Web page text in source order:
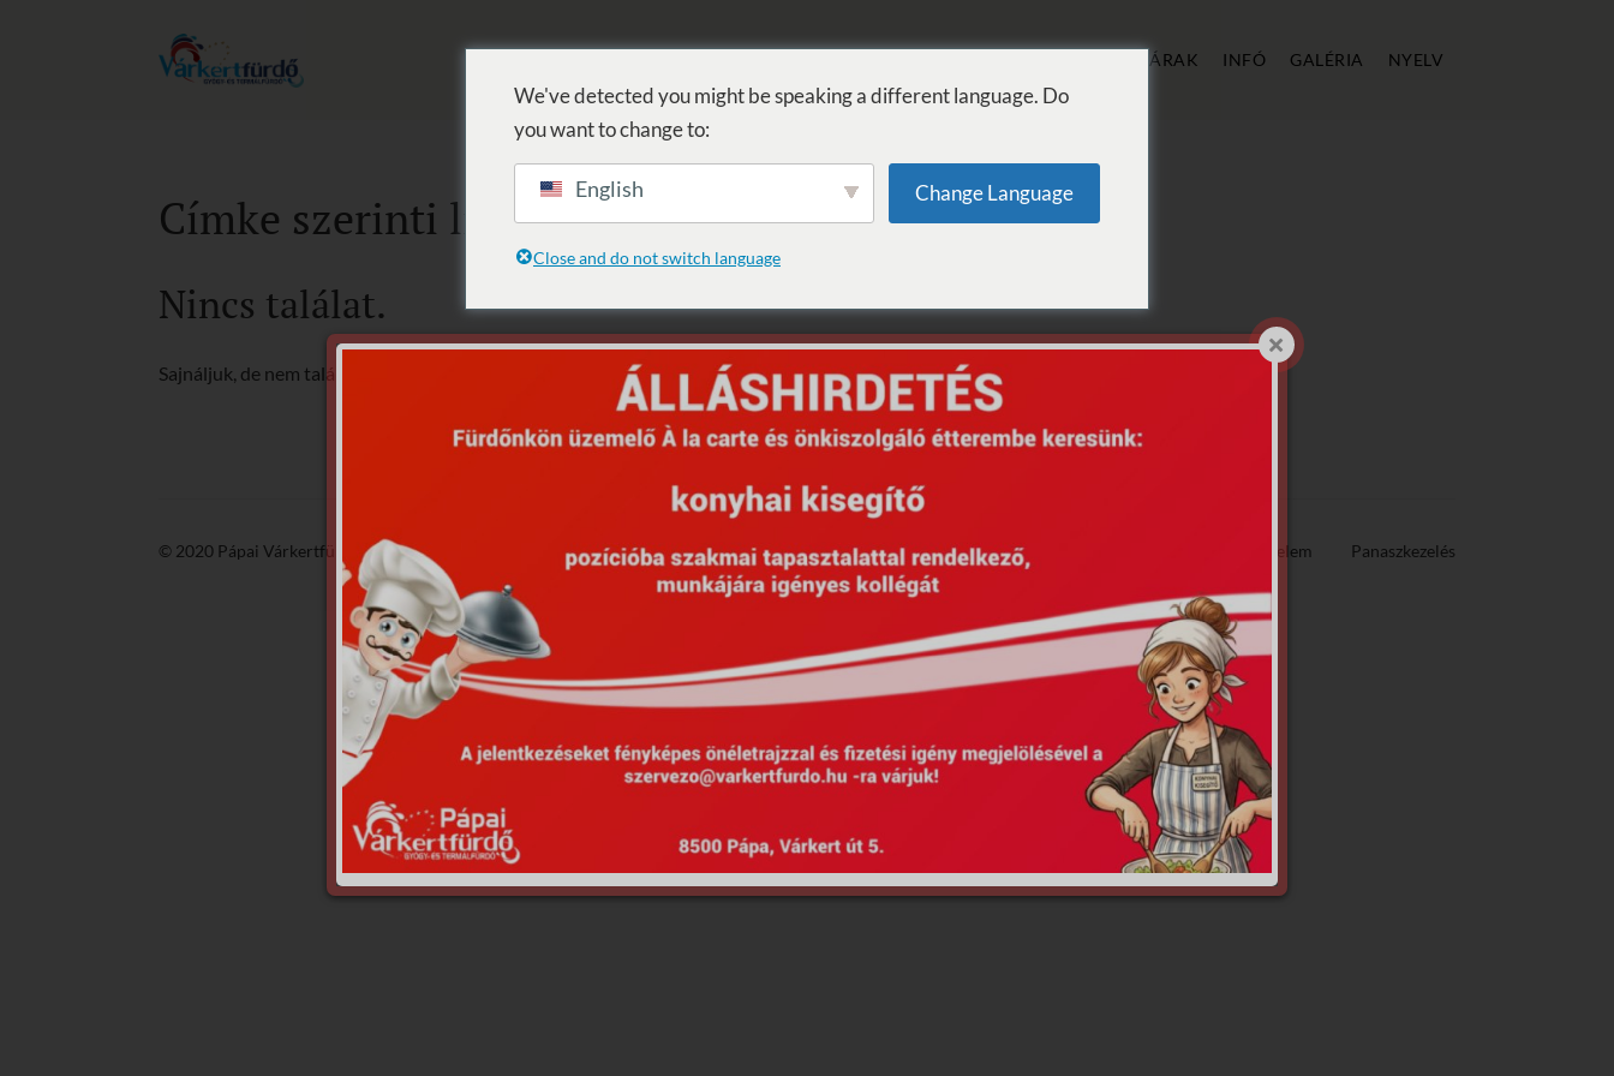
ÁRAK INFÓ GALÉRIA NYELV
Címke szerinti lista: TOM SYMON
Nincs találat.
Sajnáljuk, de nem található, amit keresett.
© 2020 Pápai Várkertfürdő -GyGaTech' Hirdetmények EU Projektek Adatvédelem Panaszkezelés
We've detected you might be speaking a different language. Do
you want to change to:
English Change Language
Close and do not switch language